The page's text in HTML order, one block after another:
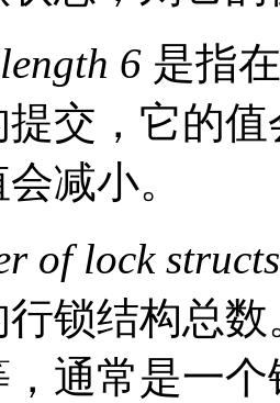
6 是指
提交，它的
减小。
of lock
锁结构总
通常是一